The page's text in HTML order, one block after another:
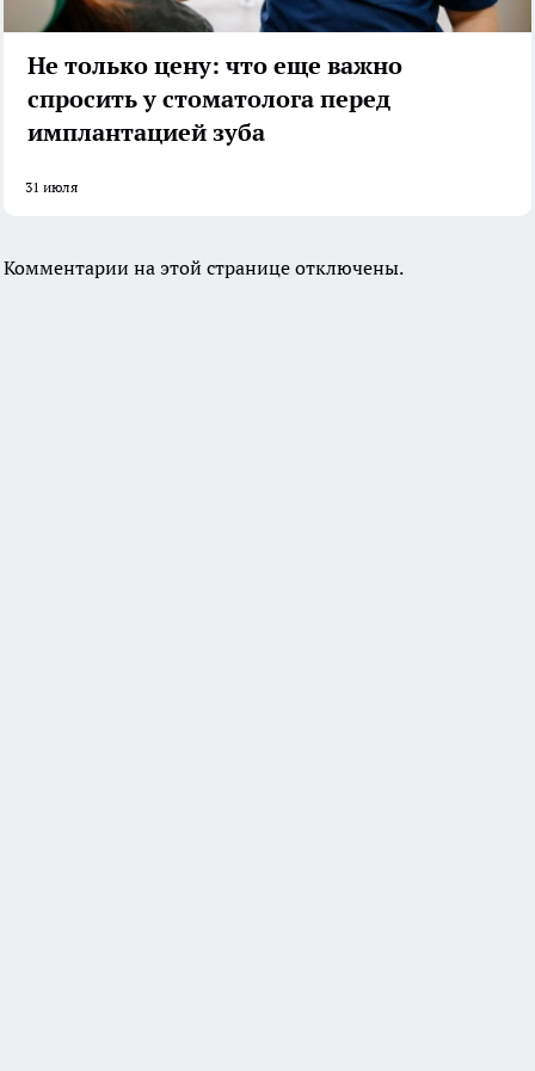
Не только цену: что еще важно
спросить у стоматолога перед
имплантацией зуба
31 июля
Комментарии на этой странице отключены.